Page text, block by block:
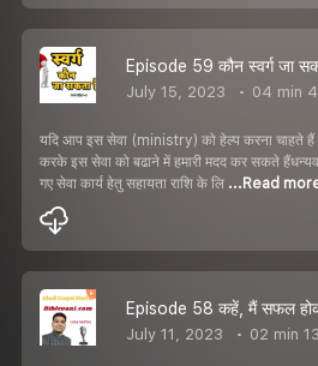
Episode 59 कौन स्वर्ग जा
July 15, 2023 04 min
यदि आप इस सेवा (ministry) को हेल्प करना
करके इस सेवा को बढाने में हमारी मदद कर सकते
गए सेवा कार्य हेतु सहायता राशि के लि ...Read
Episode 58 कहें, मैं सफल
July 11, 2023 02 min